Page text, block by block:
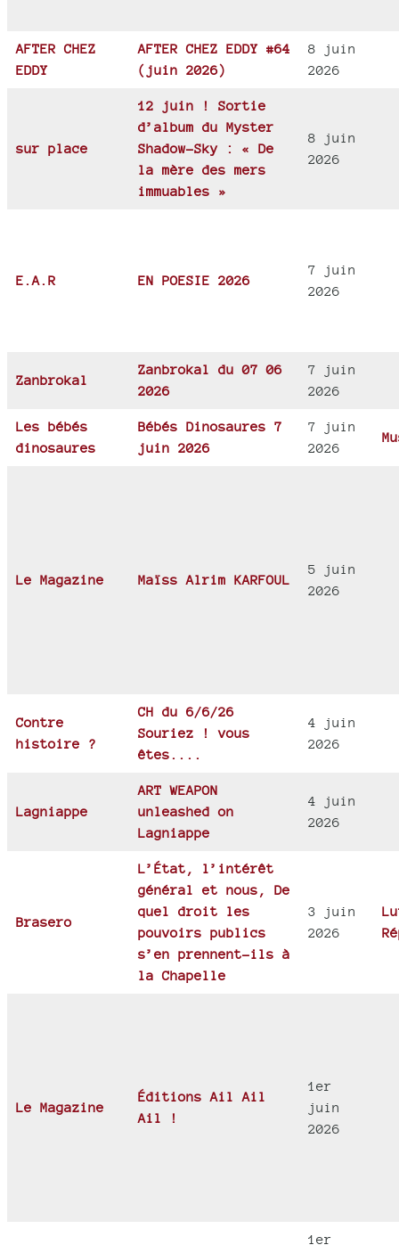
AFTER CHEZ
EDDY
AFTER CHEZ EDDY #64
(juin 2026)
8 juin
2026
sur place
12 juin ! Sortie
d’album du Myster
Shadow-Sky : « De
la mère des mers
immuables »
8 juin
2026
E.A.R EN POESIE 2026
7 juin
2026
Zanbrokal
Zanbrokal du 07 06
2026
7 juin
2026
Les bébés
dinosaures
Bébés Dinosaures 7
juin 2026
7 juin
2026
Le Magazine Maïss Alrim KARFOUL
5 juin
2026
Contre
histoire ?
CH du 6/6/26
Souriez ! vous
êtes....
4 juin
2026
Lagniappe
ART WEAPON
unleashed on
Lagniappe
4 juin
2026
Brasero
L’État, l’intérêt
général et nous, De
quel droit les
pouvoirs publics
s’en prennent-ils à
la Chapelle
3 juin
2026
Le Magazine
Éditions Ail Ail
Ail !
1er
juin
2026
1er